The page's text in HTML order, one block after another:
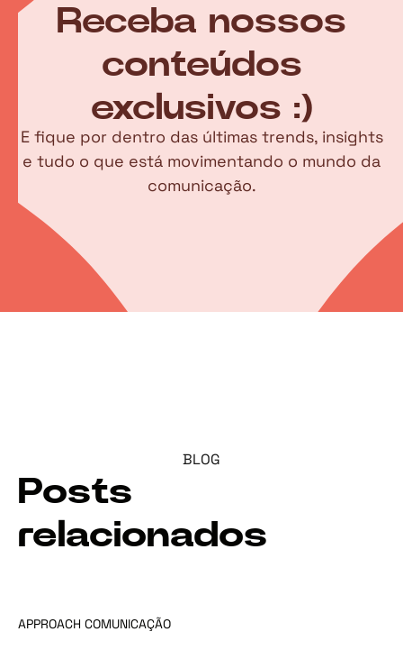
Receba nossos
conteúdos
exclusivos :)
E fique por dentro das últimas trends, insights
e tudo o que está movimentando o mundo da
comunicação.
BLOG
Posts
relacionados
APPROACH COMUNICAÇÃO